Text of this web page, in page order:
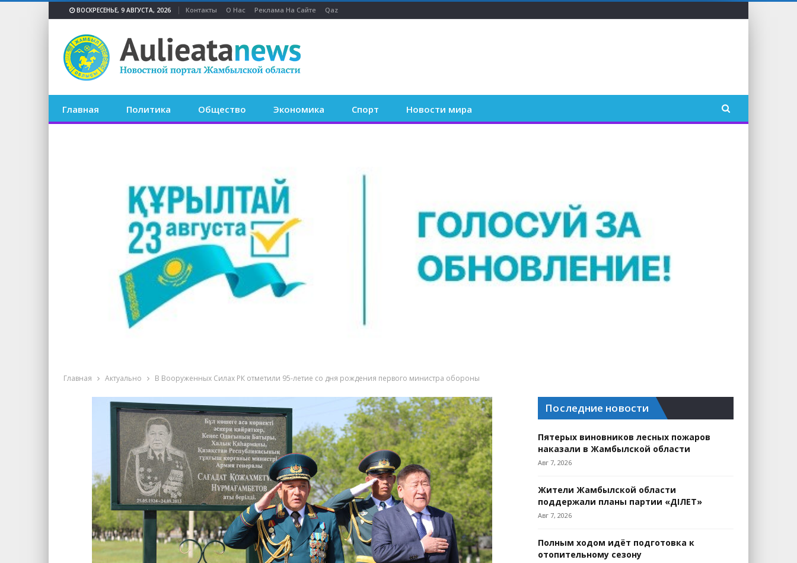
ВОСКРЕСЕНЬЕ, 9 АВГУСТА, 2026 Контакты О Нас Реклама На Сайте Qaz
Главная Политика Общество Экономика Спорт Новости мира
Главная Актуально В Вооруженных Силах РК отметили 95-летие со дня рождения первого министра обороны
Последние новости
Пятерых виновников лесных пожаров
наказали в Жамбылской области
Авг 7, 2026
Жители Жамбылской области
поддержали планы партии «ӘДІЛЕТ»
Авг 7, 2026
Полным ходом идёт подготовка к
отопительному сезону